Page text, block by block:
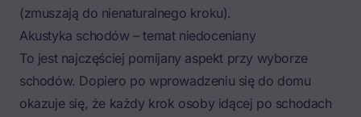
(zmuszają do nienaturalnego kroku).
Akustyka schodów – temat niedoceniany
To jest najczęściej pomijany aspekt przy wyborze
schodów. Dopiero po wprowadzeniu się do domu
okazuje się, że każdy krok osoby idącej po schodach